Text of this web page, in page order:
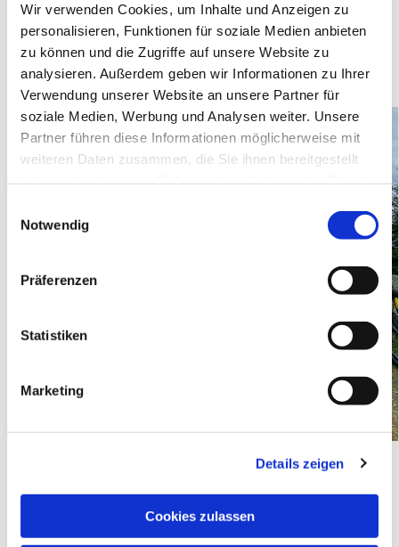
Wir verwenden Cookies, um Inhalte und Anzeigen zu
personalisieren, Funktionen für soziale Medien anbieten
zu können und die Zugriffe auf unsere Website zu
analysieren. Außerdem geben wir Informationen zu Ihrer
Verwendung unserer Website an unsere Partner für
soziale Medien, Werbung und Analysen weiter. Unsere
Partner führen diese Informationen möglicherweise mit
weiteren Daten zusammen, die Sie ihnen bereitgestellt
Notwendig
Präferenzen
Statistiken
Marketing
Details zeigen
Cookies zulassen
selbstverständlich mit vor-Ort ausgeliehenen
Mountainbikes für das echte Herbst-Feeling und
ein besseres Vorankommen auf den Pfaden und
Wegen zwischen Willingen und Winterberg.
Nach der Winterpause geht es dann im Frühjahr
2026 wieder zu gewohnten Zeiten in der Region um
den Hagedorner Kirchturm aufs Rad: mit vollen
Tatendrang in eine neue Radfahrkreissaison.